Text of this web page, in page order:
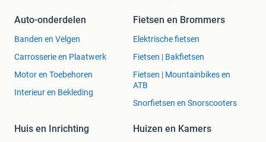
Auto-onderdelen
Banden en Velgen
Carrosserie en Plaatwerk
Motor en Toebehoren
Interieur en Bekleding
Fietsen en Brommers
Elektrische fietsen
Fietsen | Bakfietsen
Fietsen | Mountainbikes en
ATB
Snorfietsen en Snorscooters
Huis en Inrichting Huizen en Kamers